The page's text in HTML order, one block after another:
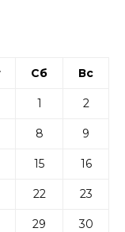
Сб Вс
1 2
8 9
15 16
22 23
29 30